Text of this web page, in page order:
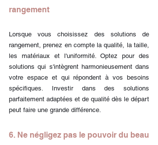
rangement
Lorsque vous choisissez des solutions de
rangement, prenez en compte la qualité, la taille,
les matériaux et l'uniformité. Optez pour des
solutions qui s'intègrent harmonieusement dans
votre espace et qui répondent à vos besoins
spécifiques. Investir dans des solutions
parfaitement adaptées et de qualité dès le départ
peut faire une grande différence.
6. Ne négligez pas le pouvoir du beau